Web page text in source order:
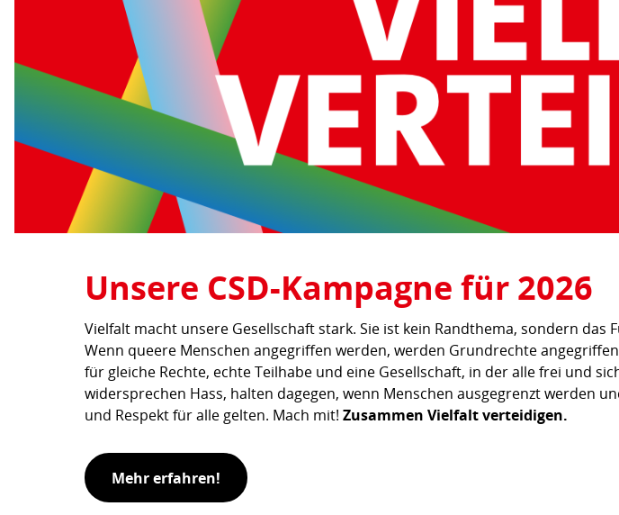
Unsere CSD-Kampagne für 2026
Vielfalt macht unsere Gesellschaft stark. Sie ist kein Randthema, sondern das
Wenn queere Menschen angegriffen werden, werden Grundrechte
für gleiche Rechte, echte Teilhabe und eine Gesellschaft, in der alle frei und
widersprechen Hass, halten dagegen, wenn Menschen ausgegrenzt werden
und Respekt für alle gelten. Mach mit! Zusammen Vielfalt verteidigen.
Mehr erfahren!